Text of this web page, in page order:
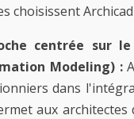
choisissent Archicad
centrée sur
Modeling) :
dans
aux architectes